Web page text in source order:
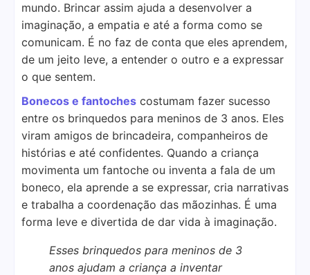
mundo. Brincar assim ajuda a desenvolver a
imaginação, a empatia e até a forma como se
comunicam. É no faz de conta que eles aprendem,
de um jeito leve, a entender o outro e a expressar
o que sentem.
Bonecos e fantoches costumam fazer sucesso
entre os brinquedos para meninos de 3 anos. Eles
viram amigos de brincadeira, companheiros de
histórias e até confidentes. Quando a criança
movimenta um fantoche ou inventa a fala de um
boneco, ela aprende a se expressar, cria narrativas
e trabalha a coordenação das mãozinhas. É uma
forma leve e divertida de dar vida à imaginação.
Esses brinquedos para meninos de 3
anos ajudam a criança a inventar